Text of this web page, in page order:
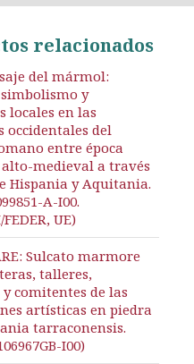
relacionados
del mármol:
y
locales en las
occidentales del
entre época
medieval a través
Hispania y Aquitania.
A-I00.
UE)
Sulcato marmore
talleres,
comitentes de las
artísticas en piedra
tarraconensis.
I00)